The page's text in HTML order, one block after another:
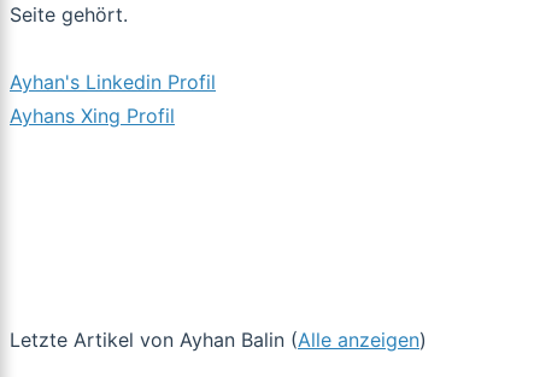
Seite gehört.
Ayhan's Linkedin Profil
Ayhans Xing Profil
Letzte Artikel von Ayhan Balin (Alle anzeigen)